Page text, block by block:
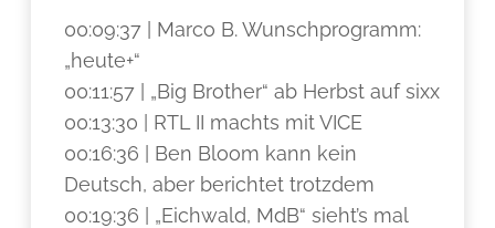
00:09:37 | Marco B. Wunschprogramm:
„heute+“
00:11:57 | „Big Brother“ ab Herbst auf sixx
00:13:30 | RTL II machts mit VICE
00:16:36 | Ben Bloom kann kein
Deutsch, aber berichtet trotzdem
00:19:36 | „Eichwald, MdB“ sieht’s mal